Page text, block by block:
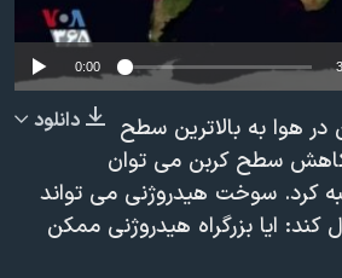
۲۰۲۴ 0:00
دانلود
هوا به بالاترین سطح
سطح کربن می توان
کرد. سوخت هیدروژنی می تواند
کند: ایا بزرگراه هیدروژنی ممکن